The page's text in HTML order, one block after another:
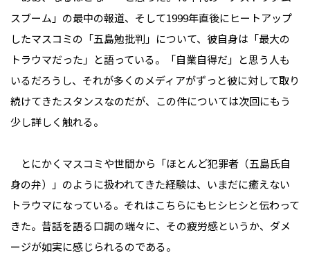
スブーム」の最中の報道、そして1999年直後にヒートアップ
したマスコミの「五島勉批判」について、彼自身は「最大の
トラウマだった」と語っている。「自業自得だ」と思う人も
いるだろうし、それが多くのメディアがずっと彼に対して取り
続けてきたスタンスなのだが、この件については次回にもう
少し詳しく触れる。
とにかくマスコミや世間から「ほとんど犯罪者（五島氏自
身の弁）」のように扱われてきた経験は、いまだに癒えない
トラウマになっている。それはこちらにもヒシヒシと伝わって
きた。昔話を語る口調の端々に、その疲労感というか、ダメ
ージが如実に感じられるのである。